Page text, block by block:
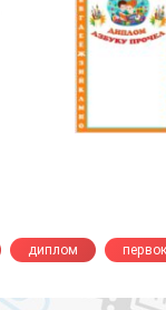
диплом